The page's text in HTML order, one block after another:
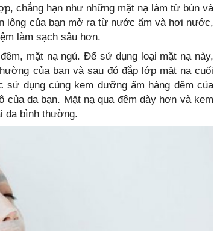
chẳng hạn như những mặt nạ làm từ bùn và
lông của bạn mở ra từ nước ấm và hơi nước,
làm sạch sâu hơn.
mặt nạ ngủ. Để sử dụng loại mặt nạ này,
của bạn và sau đó đắp lớp mặt nạ cuối
dụng cùng kem dưỡng ẩm hàng đêm của
của da bạn. Mặt nạ qua đêm dày hơn và kem
da bình thường.